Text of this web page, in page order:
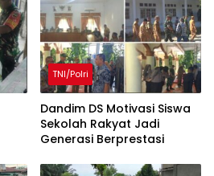
Pengabdian Prajurit
kepada Rakyat
TNI/Polri
Dandim DS Motivasi Siswa
Sekolah Rakyat Jadi
Generasi Berprestasi